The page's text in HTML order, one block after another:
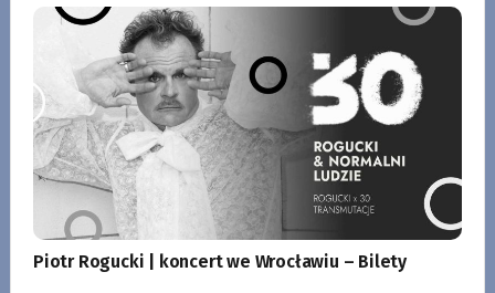
Piotr Rogucki | koncert we Wrocławiu – Bilety